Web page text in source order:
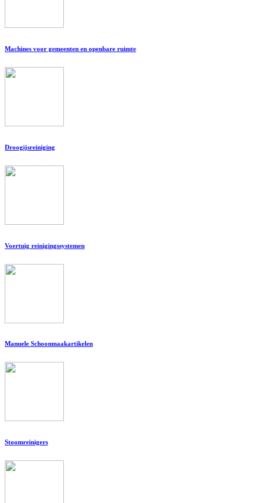
Machines voor gemeenten en openbare ruimte
Droogijsreiniging
Voertuig reinigingssystemen
Manuele Schoonmaakartikelen
Stoomreinigers